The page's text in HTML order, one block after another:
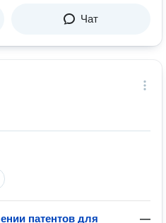
Чат
патентов для —